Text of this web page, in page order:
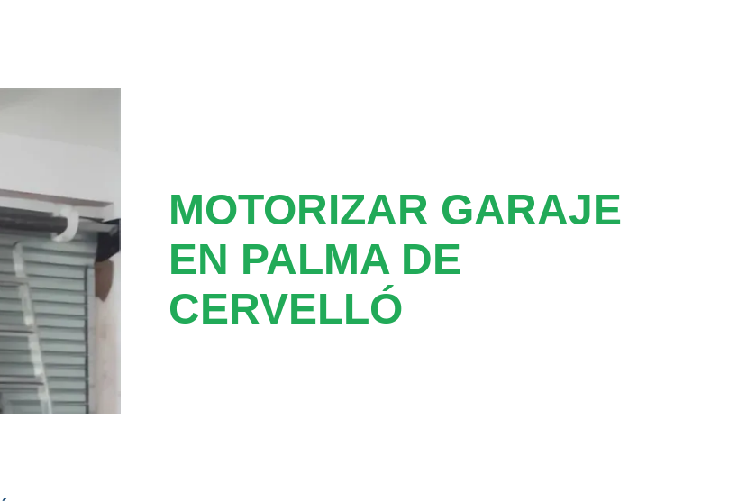
MOTORIZAR GARAJE
EN PALMA DE
CERVELLÓ